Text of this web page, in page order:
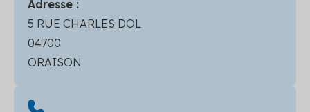
Adresse :
5 RUE CHARLES DOL
04700
ORAISON